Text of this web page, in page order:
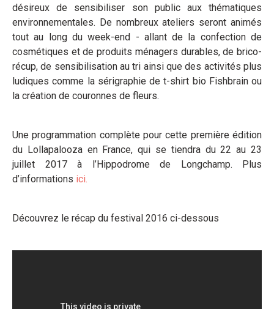
désireux de sensibiliser son public aux thématiques
environnementales. De nombreux ateliers seront animés
tout au long du week-end - allant de la confection de
cosmétiques et de produits ménagers durables, de brico-
récup, de sensibilisation au tri ainsi que des activités plus
ludiques comme la sérigraphie de t-shirt bio Fishbrain ou
la création de couronnes de fleurs.
Une programmation complète pour cette première édition
du Lollapalooza en France, qui se tiendra du 22 au 23
juillet 2017 à l’Hippodrome de Longchamp. Plus
d’informations ici.
Découvrez le récap du festival 2016 ci-dessous